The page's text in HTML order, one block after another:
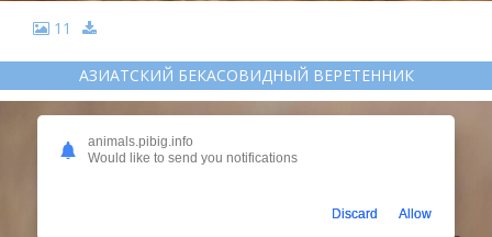
11
АЗИАТСКИЙ БЕКАСОВИДНЫЙ ВЕРЕТЕННИК
animals.pibig.info
Would like to send you notifications
Discard Allow